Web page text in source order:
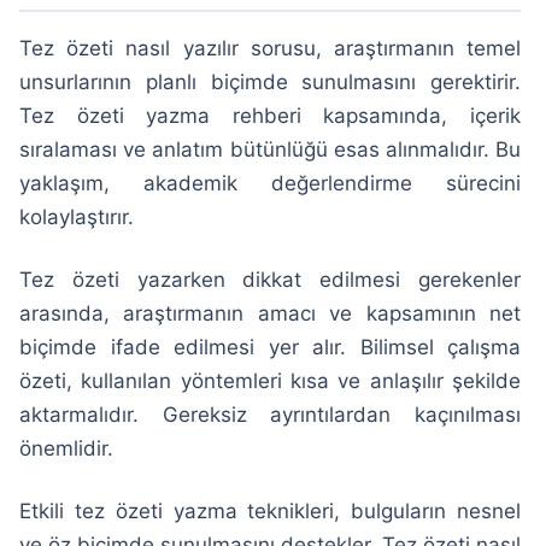
Tez özeti nasıl yazılır sorusu, araştırmanın temel
unsurlarının planlı biçimde sunulmasını gerektirir.
Tez özeti yazma rehberi kapsamında, içerik
sıralaması ve anlatım bütünlüğü esas alınmalıdır. Bu
yaklaşım, akademik değerlendirme sürecini
kolaylaştırır.
Tez özeti yazarken dikkat edilmesi gerekenler
arasında, araştırmanın amacı ve kapsamının net
biçimde ifade edilmesi yer alır. Bilimsel çalışma
özeti, kullanılan yöntemleri kısa ve anlaşılır şekilde
aktarmalıdır. Gereksiz ayrıntılardan kaçınılması
önemlidir.
Etkili tez özeti yazma teknikleri, bulguların nesnel